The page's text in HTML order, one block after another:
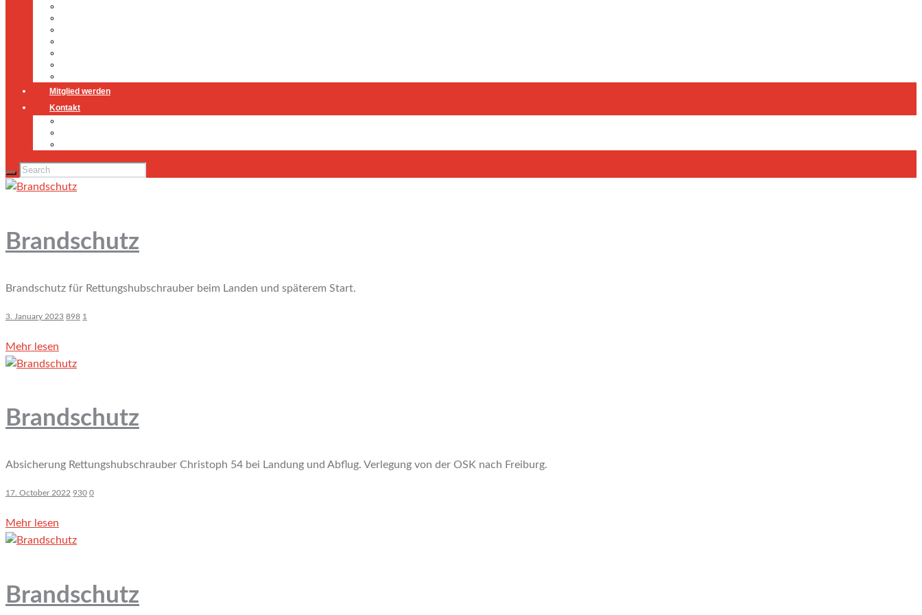
Mitglied werden
Kontakt
Brandschutz
Brandschutz für Rettungshubschrauber beim Landen und späterem Start.
3. January 2023 898 1
Mehr lesen
Brandschutz
Absicherung Rettungshubschrauber Christoph 54 bei Landung und Abflug. Verlegung von der OSK nach Freiburg.
17. October 2022 930 0
Mehr lesen
Brandschutz